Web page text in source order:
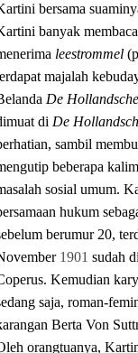
bersama
banyak
leestrommel
majalah
De
di De
sambil
beberapa
sosial umum.
hukum
berumur 20,
1901 sudah
Kemudian
saja, roman-
Berta Von
orangtuanya,